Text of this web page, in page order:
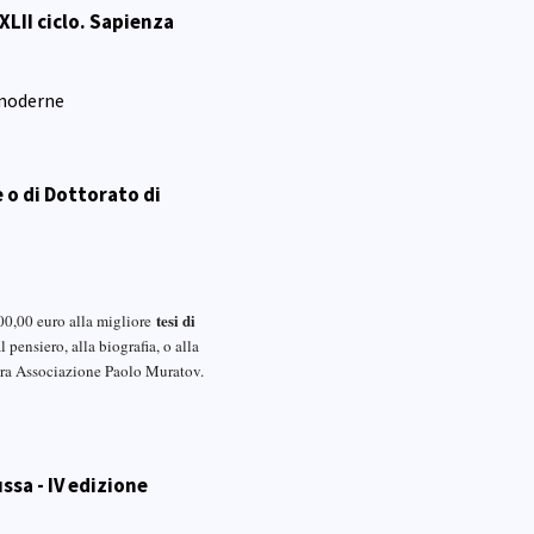
ciclo. Sapienza
o di Dottorato di
euro alla migliore tesi di
pensiero, alla biografia, o alla
Associazione Paolo Muratov.
- IV edizione